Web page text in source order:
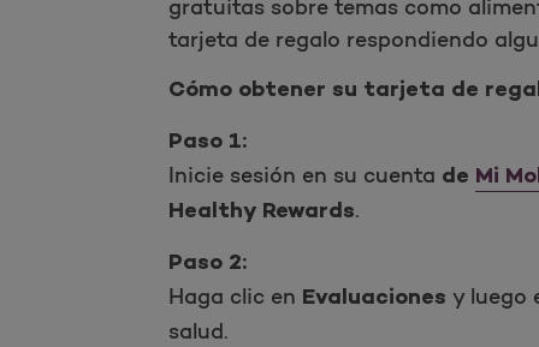
gratuitas sobre temas como
tarjeta de regalo respondiendo
Cómo obtener su tarjeta de
Paso 1:
Inicie sesión en su cuenta de Mi
Healthy Rewards.
Paso 2:
Haga clic en Evaluaciones y luego
salud.